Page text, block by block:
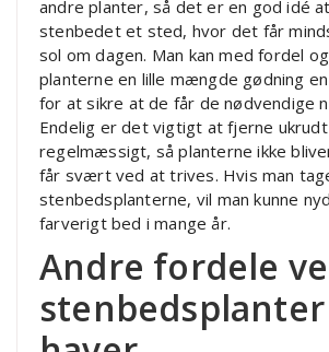
andre planter, så det er en god idé
stenbedet et sted, hvor det får
sol om dagen. Man kan med fordel
planterne en lille mængde gødning
for at sikre at de får de nødvendige
Endelig er det vigtigt at fjerne
regelmæssigt, så planterne ikke
får svært ved at trives. Hvis man
stenbedsplanterne, vil man kunne
farverigt bed i mange år.
Andre fordele